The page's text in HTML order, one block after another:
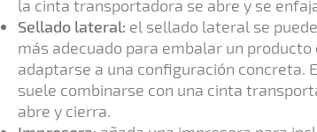
la cinta transportadora se abre y se
Sellado lateral: el sellado lateral se
más adecuado para embalar un producto
adaptarse a una configuración concreta.
suele combinarse con una cinta
abre y cierra.